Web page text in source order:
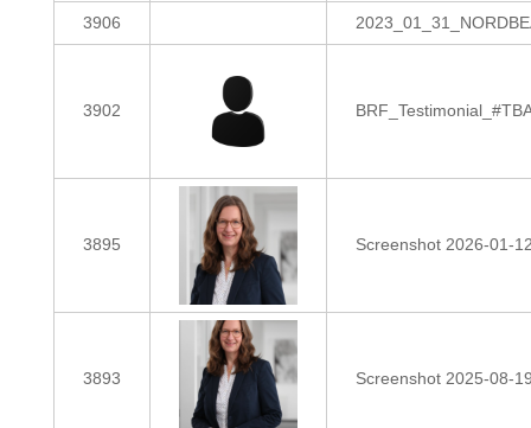
3906
3902
3895 Screenshot 2026-01-
3893 Screenshot 2025-08-